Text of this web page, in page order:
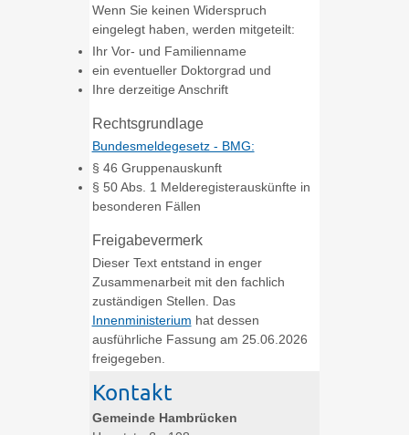
Wenn Sie keinen Widerspruch
eingelegt haben, werden mitgeteilt:
Ihr Vor- und Familienname
ein eventueller Doktorgrad und
Ihre derzeitige Anschrift
Rechtsgrundlage
Bundesmeldegesetz - BMG:
§ 46 Gruppenauskunft
§ 50 Abs. 1 Melderegisterauskünfte in
besonderen Fällen
Freigabevermerk
Dieser Text entstand in enger
Zusammenarbeit mit den fachlich
zuständigen Stellen. Das
Innenministerium hat dessen
ausführliche Fassung am 25.06.2026
freigegeben.
Kontakt
Gemeinde Hambrücken